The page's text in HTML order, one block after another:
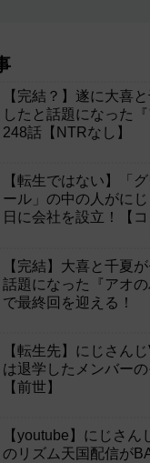
【完結？】遂に大喜
したと話題になった『
248話【NTRなし】
【転生ではない】「
ール」の中の人がに
日に会社を設立！【コ
【完結】大喜と千夏
話題になった『アオ
で最終回を迎える！
【転生先】にじさん
は退学したメンバー
【前世】
【youtube】にじさん
のリズム天国配信が